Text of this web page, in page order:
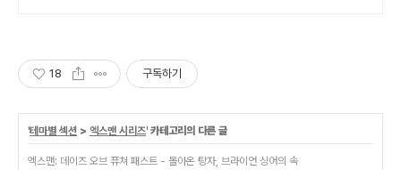
18 구독하기
'테마별 섹션 > 엑스맨 시리즈' 카테고리의 다른 글
엑스맨: 데이즈 오브 퓨쳐 패스트 - 돌아온 탕자, 브라이언 싱어의 속